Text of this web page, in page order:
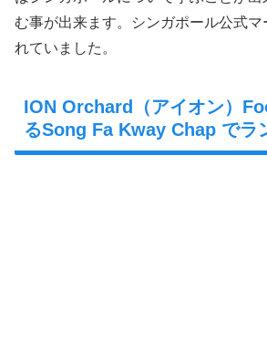
む事が出来ます。シンガポール公式マ
れていました。
ION Orchard（アイオン）
るSong Fa Kway Chap でラ